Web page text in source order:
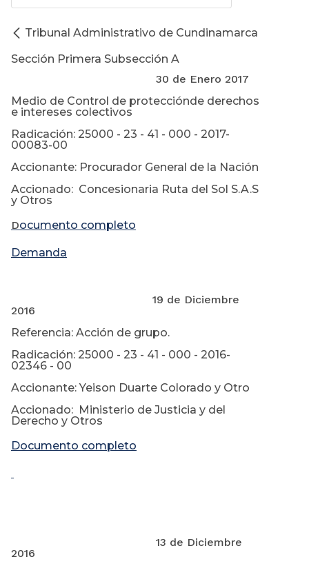
Tribunal Administrativo de Cundinamarca
Sección Primera Subsección A
30 de Enero 2017
Medio de Control de protecciónde derechos
e intereses colectivos
Radicación: 25000 - 23 - 41 - 000 - 2017-
00083-00
Accionante: Procurador General de la Nación
Accionado: Concesionaria Ruta del Sol S.A.S
y Otros
Documento completo
Demanda
19 de Diciembre
2016
Referencia: Acción de grupo.
Radicación: 25000 - 23 - 41 - 000 - 2016-
02346 - 00
Accionante: Yeison Duarte Colorado y Otro
Accionado: Ministerio de Justicia y del
Derecho y Otros
Documento completo
13 de Diciembre
2016